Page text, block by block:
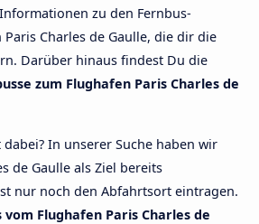
zu den Fernbus-
Charles de Gaulle, die dir die
Darüber hinaus findest Du die
zum Flughafen Paris Charles de
In unserer Suche haben wir
de Gaulle als Ziel bereits
nur noch den Abfahrtsort eintragen.
vom Flughafen Paris Charles de